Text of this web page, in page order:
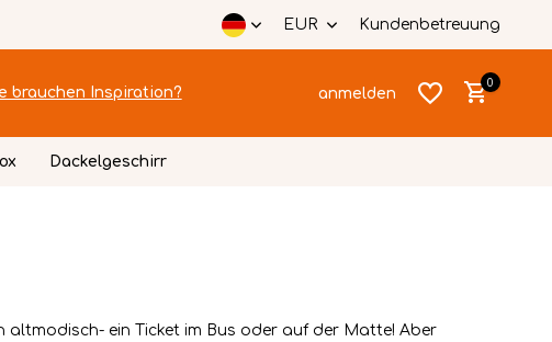
EUR Kundenbetreuung
brauchen Inspiration? anmelden
anlegen
0
Dackelgeschirr
ein Ticket im Bus oder auf der Matte! Aber